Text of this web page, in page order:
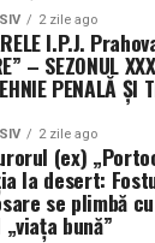
din Fondul
(FEDR). Cu o
de luni,
să
anului
liniștea
D.).
2 zile ago
I.P.J.
– SEZONUL
PENALĂ ȘI
2 zile ago
(ex)
la desert:
se plimbă
bună”